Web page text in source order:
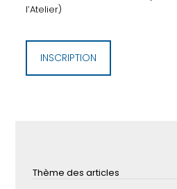
l’Atelier)
INSCRIPTION
Thème des articles